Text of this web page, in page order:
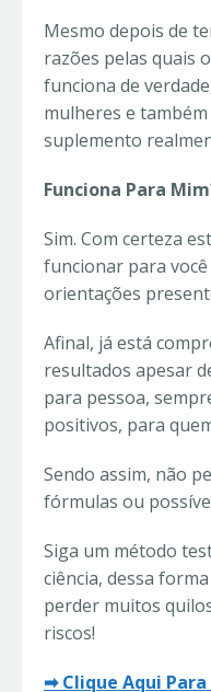
Mesmo depois de
razões pelas quais
funciona de
mulheres e
suplemento
Funciona Para
Sim. Com certeza
funcionar para
orientações
Afinal, já está
resultados apesar
para pessoa,
positivos, para
Sendo assim, não
fórmulas ou
Siga um método
ciência, dessa
perder muitos
riscos!
➡ Clique Aqui